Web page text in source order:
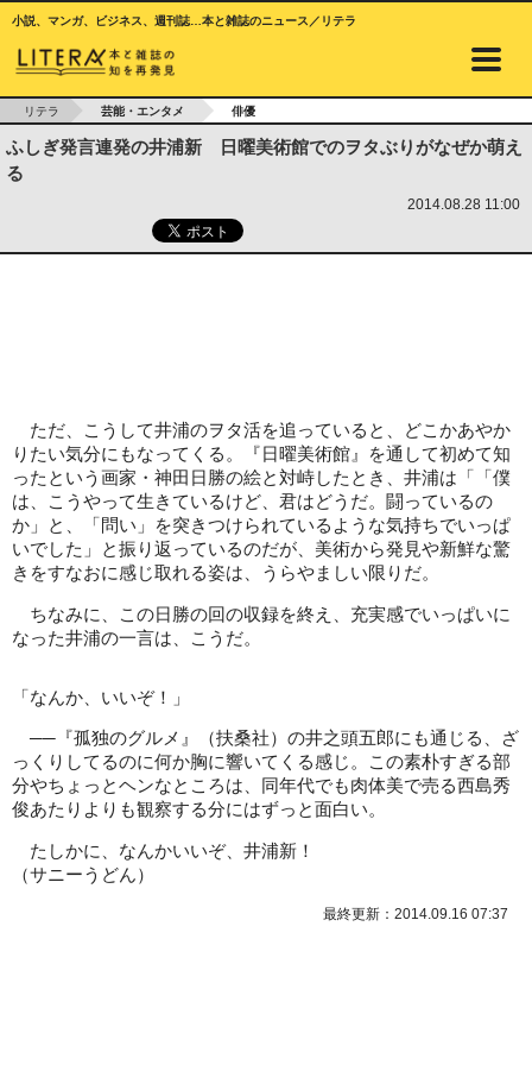
小説、マンガ、ビジネス、週刊誌…本と雑誌のニュース／リテラ
リテラ 芸能・エンタメ 俳優
ふしぎ発言連発の井浦新 日曜美術館でのヲタぶりがなぜか萌え
る
2014.08.28 11:00
ただ、こうして井浦のヲタ活を追っていると、どこかあやか
りたい気分にもなってくる。『日曜美術館』を通して初めて知
ったという画家・神田日勝の絵と対峙したとき、井浦は「「僕
は、こうやって生きているけど、君はどうだ。闘っているの
か」と、「問い」を突きつけられているような気持ちでいっぱ
いでした」と振り返っているのだが、美術から発見や新鮮な驚
きをすなおに感じ取れる姿は、うらやましい限りだ。
ちなみに、この日勝の回の収録を終え、充実感でいっぱいに
なった井浦の一言は、こうだ。
「なんか、いいぞ！」
──『孤独のグルメ』（扶桑社）の井之頭五郎にも通じる、ざ
っくりしてるのに何か胸に響いてくる感じ。この素朴すぎる部
分やちょっとヘンなところは、同年代でも肉体美で売る西島秀
俊あたりよりも観察する分にはずっと面白い。
たしかに、なんかいいぞ、井浦新！
（サニーうどん）
最終更新：2014.09.16 07:37